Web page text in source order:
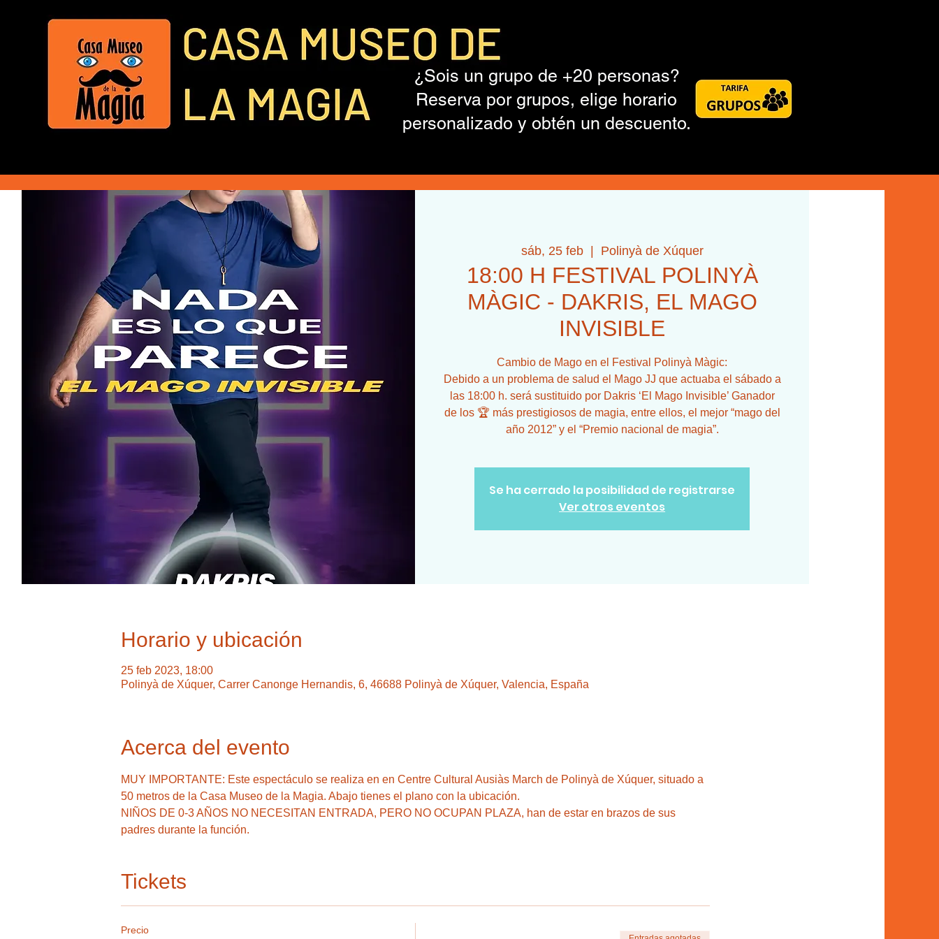
¿Sois un grupo de +20 personas?
Reserva por grupos, elige horario
personalizado y obtén un descuento.
sáb, 25 feb
  |
Polinyà de Xúquer
18:00 H FESTIVAL POLINYÀ
MÀGIC - DAKRIS, EL MAGO
INVISIBLE
Cambio de Mago en el Festival Polinyà Màgic:
Debido a un problema de salud el Mago JJ que actuaba el sábado a
las 18:00 h. será sustituido por Dakris ‘El Mago Invisible’ Ganador
de los 🏆 más prestigiosos de magia, entre ellos, el mejor “mago del
año 2012” y el “Premio nacional de magia”.
Se ha cerrado la posibilidad de registrarse
Ver otros eventos
Horario y ubicación
25 feb 2023, 18:00
Polinyà de Xúquer, Carrer Canonge Hernandis, 6, 46688 Polinyà de Xúquer, Valencia, España
Acerca del evento
MUY IMPORTANTE: Este espectáculo se realiza en en Centre Cultural Ausiàs March de Polinyà de Xúquer, situado a
50 metros de la Casa Museo de la Magia. Abajo tienes el plano con la ubicación.
NIÑOS DE 0-3 AÑOS NO NECESITAN ENTRADA, PERO NO OCUPAN PLAZA, han de estar en brazos de sus
padres durante la función.
Tickets
Precio